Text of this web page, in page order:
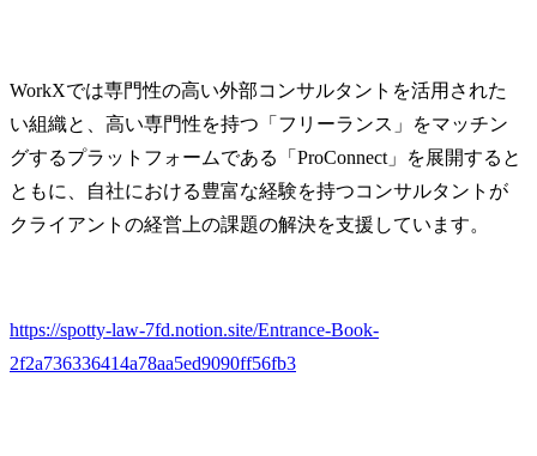
WorkXでは専門性の高い外部コンサルタントを活用された
い組織と、高い専門性を持つ「フリーランス」をマッチン
グするプラットフォームである「ProConnect」を展開すると
ともに、自社における豊富な経験を持つコンサルタントが
クライアントの経営上の課題の解決を支援しています。
https://spotty-law-7fd.notion.site/Entrance-Book-
2f2a736336414a78aa5ed9090ff56fb3